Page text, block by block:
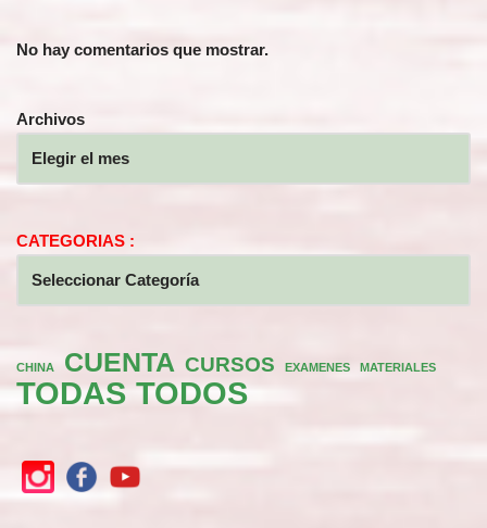
No hay comentarios que mostrar.
Archivos
CATEGORIAS :
CHINA CUENTA CURSOS EXAMENES MATERIALES
TODAS TODOS